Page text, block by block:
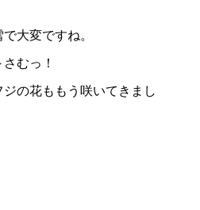
大変ですね。
むっ！
の花ももう咲いてきまし